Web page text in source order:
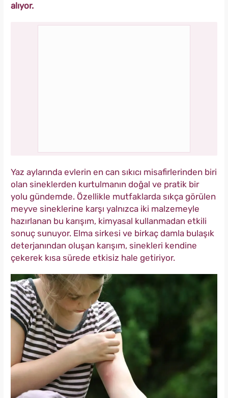
alıyor.
Yaz aylarında evlerin en can sıkıcı misafirlerinden biri
olan sineklerden kurtulmanın doğal ve pratik bir
yolu gündemde. Özellikle mutfaklarda sıkça görülen
meyve sineklerine karşı yalnızca iki malzemeyle
hazırlanan bu karışım, kimyasal kullanmadan etkili
sonuç sunuyor. Elma sirkesi ve birkaç damla bulaşık
deterjanından oluşan karışım, sinekleri kendine
çekerek kısa sürede etkisiz hale getiriyor.